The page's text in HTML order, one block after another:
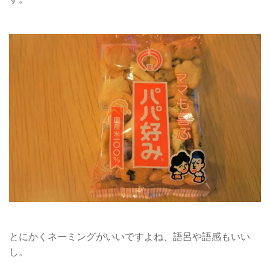
とにかくネーミングがいいですよね、語呂や語感もいい
し。